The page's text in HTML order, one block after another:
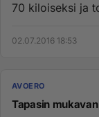
70 kiloiseksi ja
02.07.2016 18:53
AVOERO
Tapasin